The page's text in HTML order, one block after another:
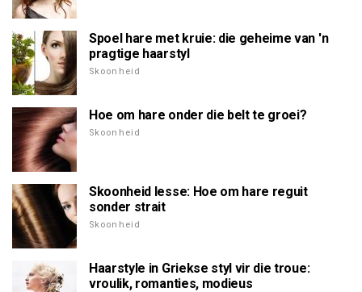
Spoel hare met kruie: die geheime van 'n
pragtige haarstyl
Skoonheid
Hoe om hare onder die belt te groei?
Skoonheid
Skoonheid lesse: Hoe om hare reguit
sonder strait
Skoonheid
Haarstyle in Griekse styl vir die troue:
vroulik, romanties, modieus